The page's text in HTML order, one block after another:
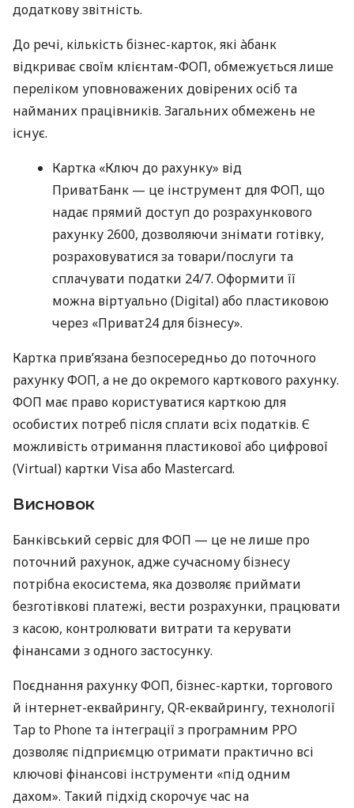
додаткову звітність.
До речі, кількість бізнес-карток, які àбанк
відкриває своїм клієнтам-ФОП, обмежується лише
переліком уповноважених довірених осіб та
найманих працівників. Загальних обмежень не
існує.
Картка «Ключ до рахунку» від
ПриватБанк — це інструмент для ФОП, що
надає прямий доступ до розрахункового
рахунку 2600, дозволяючи знімати готівку,
розраховуватися за товари/послуги та
сплачувати податки 24/7. Оформити її
можна віртуально (Digital) або пластиковою
через «Приват24 для бізнесу».
Картка прив’язана безпосередньо до поточного
рахунку ФОП, а не до окремого карткового рахунку.
ФОП має право користуватися карткою для
особистих потреб після сплати всіх податків. Є
можливість отримання пластикової або цифрової
(Virtual) картки Visa або Mastercard.
Висновок
Банківський сервіс для ФОП — це не лише про
поточний рахунок, адже сучасному бізнесу
потрібна екосистема, яка дозволяє приймати
безготівкові платежі, вести розрахунки, працювати
з касою, контролювати витрати та керувати
фінансами з одного застосунку.
Поєднання рахунку ФОП, бізнес-картки, торгового
й інтернет-еквайрингу, QR-еквайрингу, технології
Tap to Phone та інтеграції з програмним РРО
дозволяє підприємцю отримати практично всі
ключові фінансові інструменти «під одним
дахом». Такий підхід скорочує час на